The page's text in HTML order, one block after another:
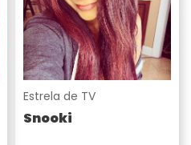
Estrela de TV
Snooki